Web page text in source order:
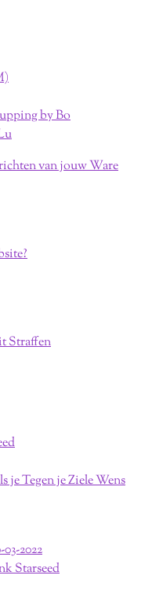
by Bo
van jouw Ware
Straffen
je Tegen je Ziele Wens
2022
Starseed